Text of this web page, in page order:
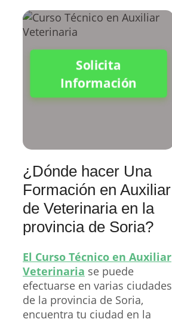
Solicita
Información
¿Dónde hacer Una
Formación en Auxiliar
de Veterinaria en la
provincia de Soria?
El Curso Técnico en Auxiliar
Veterinaria se puede
efectuarse en varias ciudades
de la provincia de Soria,
encuentra tu ciudad en la